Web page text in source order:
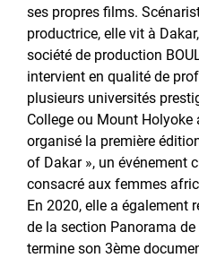
ses propres films.
productrice, elle vit à
société de production
intervient en qualité de
plusieurs universités
College ou Mount Holyoke
organisé la première
of Dakar », un événement
consacré aux femmes
En 2020, elle a également
de la section Panorama
termine son 3ème